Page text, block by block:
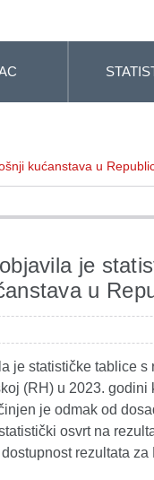
kućanstava u
je
u
je statističke tablice
(RH) u 2023.
je odmak od
osvrt na
rezultata